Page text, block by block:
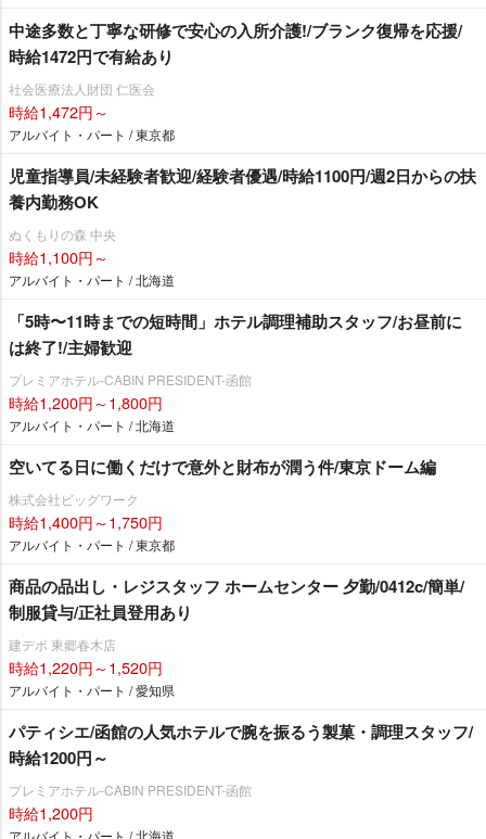
中途多数と丁寧な研修で安心の入所介護!/ブランク復帰を応援/
時給1472円で有給あり
社会医療法人財団 仁医会
時給1,472円～
アルバイト・パート / 東京都
児童指導員/未経験者歓迎/経験者優遇/時給1100円/週2日からの扶
養内勤務OK
ぬくもりの森 中央
時給1,100円～
アルバイト・パート / 北海道
「5時〜11時までの短時間」ホテル調理補助スタッフ/お昼前に
は終了!/主婦歓迎
プレミアホテル-CABIN PRESIDENT-函館
時給1,200円～1,800円
アルバイト・パート / 北海道
空いてる日に働くだけで意外と財布が潤う件/東京ドーム編
株式会社ビッグワーク
時給1,400円～1,750円
アルバイト・パート / 東京都
商品の品出し・レジスタッフ ホームセンター 夕勤/0412c/簡単/
制服貸与/正社員登用あり
建デポ 東郷春木店
時給1,220円～1,520円
アルバイト・パート / 愛知県
パティシエ/函館の人気ホテルで腕を振るう製菓・調理スタッフ/
時給1200円～
プレミアホテル-CABIN PRESIDENT-函館
時給1,200円